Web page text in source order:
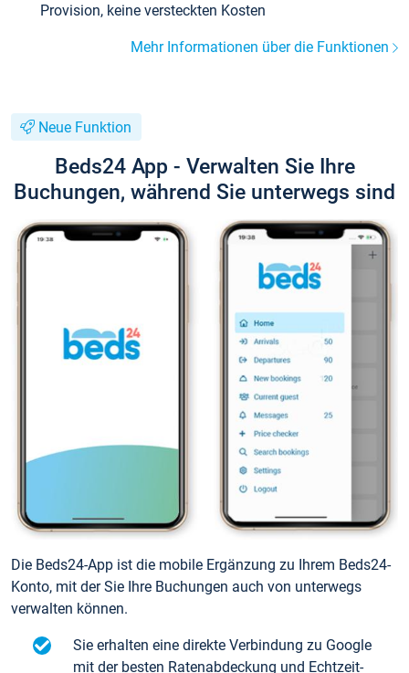
Provision, keine versteckten Kosten
Mehr Informationen über die Funktionen
Neue Funktion
Beds24 App - Verwalten Sie Ihre
Buchungen, während Sie unterwegs sind
Die Beds24-App ist die mobile Ergänzung zu Ihrem Beds24-
Konto, mit der Sie Ihre Buchungen auch von unterwegs
verwalten können.
Sie erhalten eine direkte Verbindung zu Google
mit der besten Ratenabdeckung und Echtzeit-